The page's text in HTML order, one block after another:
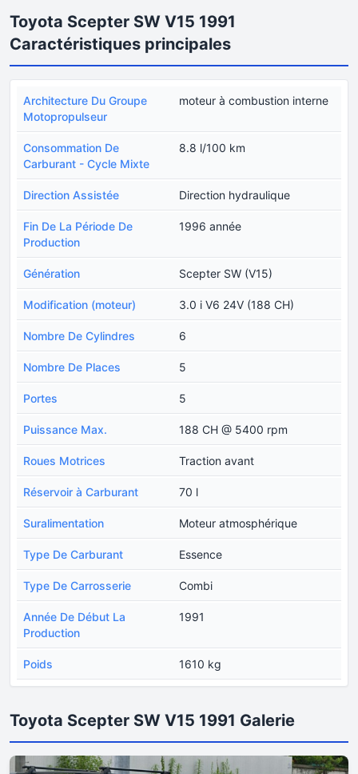
Toyota Scepter SW V15 1991
Caractéristiques principales
Architecture Du Groupe
Motopropulseur
moteur à combustion interne
Consommation De
Carburant - Cycle Mixte
8.8 l/100 km
Direction Assistée Direction hydraulique
Fin De La Période De
Production
1996 année
Génération Scepter SW (V15)
Modification (moteur) 3.0 i V6 24V (188 CH)
Nombre De Cylindres 6
Nombre De Places 5
Portes 5
Puissance Max. 188 CH @ 5400 rpm
Roues Motrices Traction avant
Réservoir à Carburant 70 l
Suralimentation Moteur atmosphérique
Type De Carburant Essence
Type De Carrosserie Combi
Année De Début La
Production
1991
Poids 1610 kg
Toyota Scepter SW V15 1991 Galerie